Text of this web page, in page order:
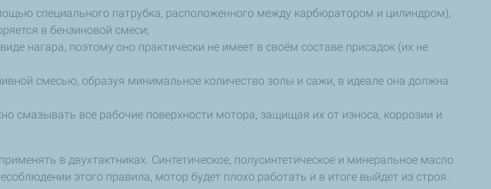
специального патрубка, расположенного между карбюратором и цилиндром),
в бензиновой смеси;
нагара, поэтому оно практически не имеет в своём составе присадок (их не
смесью, образуя минимальное количество золы и сажи, в идеале она должна
смазывать все рабочие поверхности мотора, защищая их от износа, коррозии и
в двухтактниках. Синтетическое, полусинтетическое и минеральное масло
этого правила, мотор будет плохо работать и в итоге выйдет из строя.